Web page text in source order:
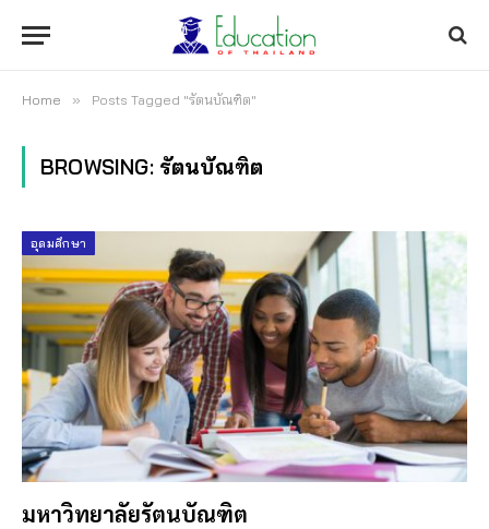
Home » Posts Tagged "รัตนบัณฑิต"
BROWSING: รัตนบัณฑิต
อุดมศึกษา
มหาวิทยาลัยรัตนบัณฑิต